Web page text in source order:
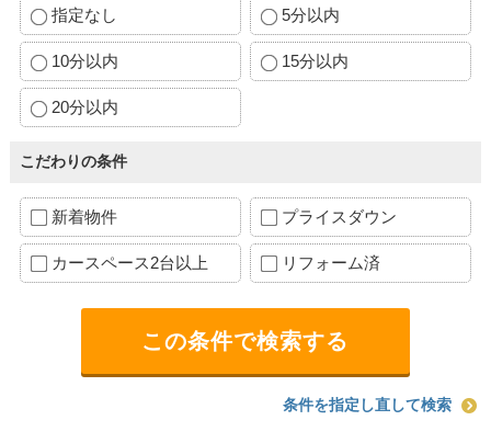
指定なし 5分以内
10分以内 15分以内
20分以内
こだわりの条件
新着物件 プライスダウン
カースペース2台以上 リフォーム済
条件を指定し直して検索